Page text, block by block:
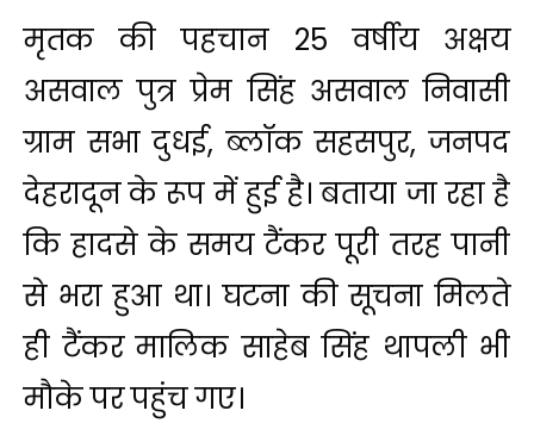
मृतक की पहचान 25 वर्षीय अक्षय
असवाल पुत्र प्रेम सिंह असवाल निवासी
ग्राम सभा दुधई, ब्लॉक सहसपुर, जनपद
देहरादून के रूप में हुई है। बताया जा रहा है
कि हादसे के समय टैंकर पूरी तरह पानी
से भरा हुआ था। घटना की सूचना मिलते
ही टैंकर मालिक साहेब सिंह थापली भी
मौके पर पहुंच गए।